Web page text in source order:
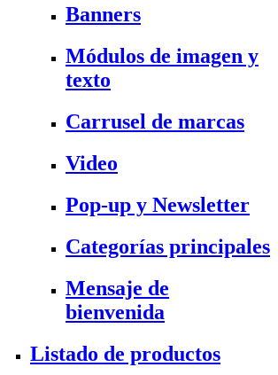
Banners
Módulos de imagen y
texto
Carrusel de marcas
Video
Pop-up y Newsletter
Categorías principales
Mensaje de
bienvenida
Listado de productos